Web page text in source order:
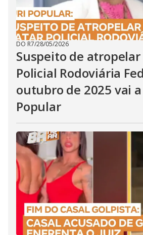
DO R7/28/05/2026
Suspeito de
Policial Rodoviária
outubro de 2025 vai a
Popular